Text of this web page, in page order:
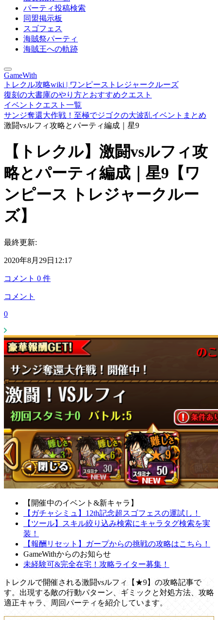
パーティ投稿検索
同盟掲示板
スゴフェス
海賊祭パーティ
海賊王への軌跡
GameWith
トレクル攻略wiki | ワンピーストレジャークルーズ
復刻の大書庫のやり方とおすすめクエスト
イベントクエスト一覧
サンジ奪還大作戦！至極でジゴクの大波乱イベントまとめ
激闘vsルフィ攻略とパーティ編成｜星9
【トレクル】激闘vsルフィ攻
略とパーティ編成｜星9【ワ
ンピース トレジャークルー
ズ】
最終更新:
2020年8月29日12:17
コメント 0 件
コメント
0
【開催中のイベント&新キャラ】
【ガチャシミュ】12th記念超スゴフェスの運試し！
【ツール】スキル絞り込み検索にキャラタグ検索を実
装！
【報酬リセット】ガープからの挑戦の攻略はこちら！
GameWithからのお知らせ
未経験可&完全在宅！攻略ライター募集！
トレクルで開催される激闘vsルフィ【★9】の攻略記事で
す。出現する敵の行動パターン、ギミックと対処方法、攻略
適正キャラ、周回パーティを紹介しています。